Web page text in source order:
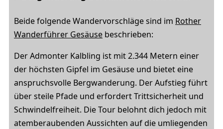
Beide folgende Wandervorschläge sind im Rother
Wanderführer Gesäuse beschrieben:
Der Admonter Kalbling ist mit 2.344 Metern einer
der höchsten Gipfel im Gesäuse und bietet eine
anspruchsvolle Bergwanderung. Der Aufstieg führt
über steile Pfade und erfordert Trittsicherheit und
Schwindelfreiheit. Die Tour belohnt dich jedoch mit
atemberaubenden Aussichten auf die umliegenden